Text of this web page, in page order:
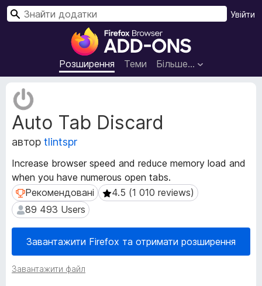
Д
о
д
а
и
б
а
у
з
е
а
F
i
Розширення Теми Більше…
Увійти
П
Auto Tab Discard
автор tlintspr
Increase browser speed and reduce memory load and
when you have numerous open tabs.
Рекомендовані
Рекомендовані 4.5 (1 010 reviews)
4.5 (1 010 reviews)
89 493 Users
89 493 Users
Завантажити Firefox та отримати розширення
Завантажити файл
М
е
т
а
д
н
і
р
о
з
ш
р
е